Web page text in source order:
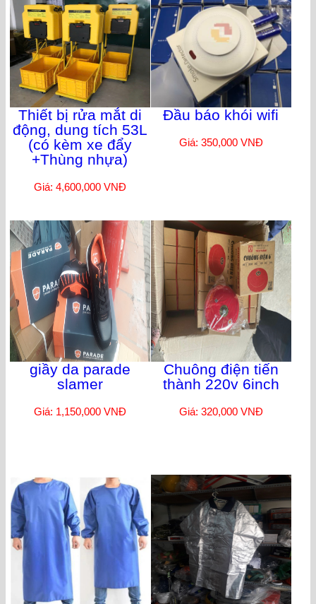
Thiết bị rửa mắt di
động, dung tích 53L
(có kèm xe đẩy
+Thùng nhựa)
Giá: 4,600,000 VNĐ
Đầu báo khói wifi
Giá: 350,000 VNĐ
giầy da parade
slamer
Giá: 1,150,000 VNĐ
Chuông điện tiến
thành 220v 6inch
Giá: 320,000 VNĐ